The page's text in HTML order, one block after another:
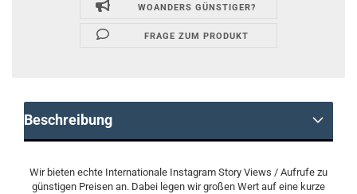
WOANDERS GÜNSTIGER?
FRAGE ZUM PRODUKT
Beschreibung
Wir bieten echte Internationale Instagram Story Views / Aufrufe zu
günstigen Preisen an. Dabei legen wir großen Wert auf eine kurze